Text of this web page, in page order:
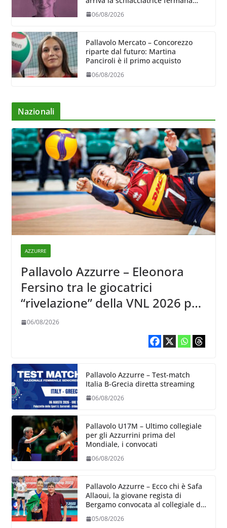
06/08/2026
Pallavolo Mercato – Concorezzo
riparte dal futuro: Martina
Panciroli è il primo acquisto
06/08/2026
Nazionali
AZZURRE
Pallavolo Azzurre – Eleonora
Fersino tra le giocatrici
“rivelazione” della VNL 2026 per
Volleyball World
06/08/2026
Pallavolo Azzurre – Test-match
Italia B-Grecia diretta streaming
06/08/2026
Pallavolo U17M – Ultimo collegiale
per gli Azzurrini prima del
Mondiale, i convocati
06/08/2026
Pallavolo Azzurre – Ecco chi è Safa
Allaoui, la giovane regista di
Bergamo convocata al collegiale di
05/08/2026